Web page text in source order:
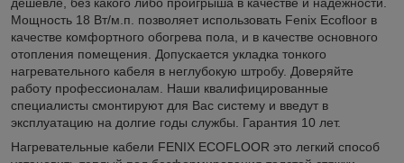
Мощность 18 Вт/м.п. позволяет использовать Fenix Ecofloor в
качестве комфортного обогрева пола, и в качестве основного
отопления помещения. Допускается укладка тонкого
нагревательного кабеля в неглубокую штробу. Доверяйте
работу профессионалам. Наши квалифицированные
специалисты смонтируют для Вас систему и введут в
эксплуатацию на долгие годы службы. Гарантия 10 лет.
Нагревательные кабели FENIX ECOFLOOR это легкий способ